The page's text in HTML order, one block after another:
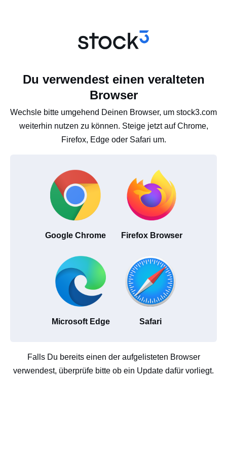
Du verwendest einen veralteten
Browser
Wechsle bitte umgehend Deinen Browser, um stock3.com
weiterhin nutzen zu können. Steige jetzt auf Chrome,
Firefox, Edge oder Safari um.
Google Chrome Firefox Browser
Microsoft Edge Safari
Falls Du bereits einen der aufgelisteten Browser
verwendest, überprüfe bitte ob ein Update dafür vorliegt.